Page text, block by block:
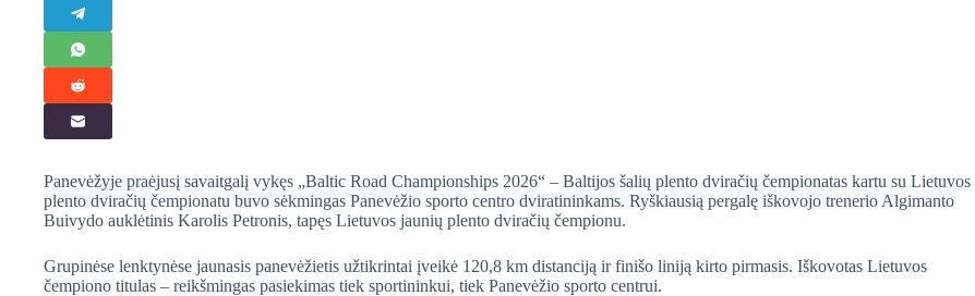
Panevėžyje praėjusį savaitgalį vykęs „Baltic Road Championships 2026“ – Baltijos šalių plento dviračių čempionatas kartu su Lietuvos
plento dviračių čempionatu buvo sėkmingas Panevėžio sporto centro dviratininkams. Ryškiausią pergalę iškovojo trenerio Algimanto
Buivydo auklėtinis Karolis Petronis, tapęs Lietuvos jaunių plento dviračių čempionu.
Grupinėse lenktynėse jaunasis panevėžietis užtikrintai įveikė 120,8 km distanciją ir finišo liniją kirto pirmasis. Iškovotas Lietuvos
čempiono titulas – reikšmingas pasiekimas tiek sportininkui, tiek Panevėžio sporto centrui.